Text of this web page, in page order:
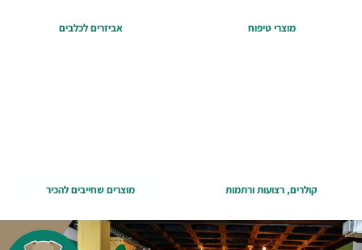
מוצרי טיפוח אביזרים לכלבים
קולרים, רצועות ורתמות מוצרים שחייבים להכיר